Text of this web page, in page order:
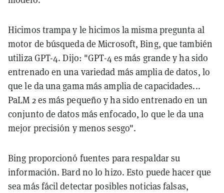
Hicimos trampa y le hicimos la misma pregunta al
motor de búsqueda de Microsoft, Bing, que también
utiliza GPT-4. Dijo: "GPT-4 es más grande y ha sido
entrenado en una variedad más amplia de datos, lo
que le da una gama más amplia de capacidades...
PaLM 2 es más pequeño y ha sido entrenado en un
conjunto de datos más enfocado, lo que le da una
mejor precisión y menos sesgo".
Bing proporcionó fuentes para respaldar su
información. Bard no lo hizo. Esto puede hacer que
sea más fácil detectar posibles noticias falsas,